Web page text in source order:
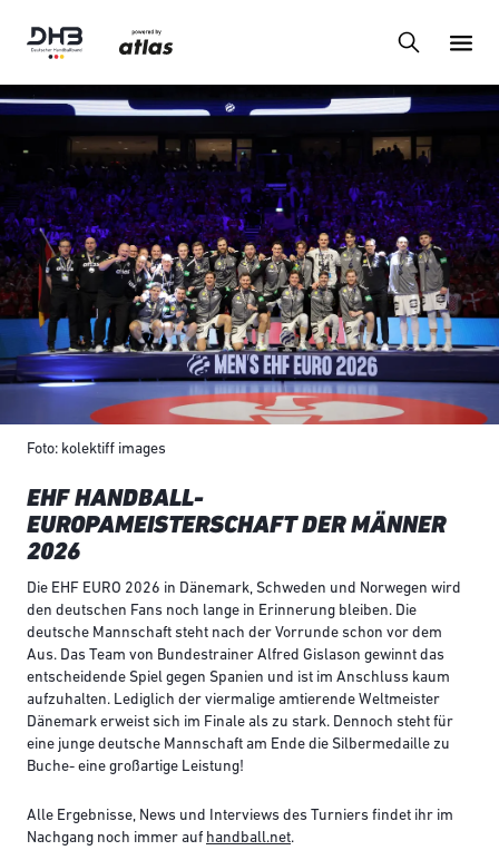
Foto: kolektiff images
EHF HANDBALL-
EUROPAMEISTERSCHAFT DER MÄNNER
2026
Die EHF EURO 2026 in Dänemark, Schweden und Norwegen wird
den deutschen Fans noch lange in Erinnerung bleiben. Die
deutsche Mannschaft steht nach der Vorrunde schon vor dem
Aus. Das Team von Bundestrainer Alfred Gislason gewinnt das
entscheidende Spiel gegen Spanien und ist im Anschluss kaum
aufzuhalten. Lediglich der viermalige amtierende Weltmeister
Dänemark erweist sich im Finale als zu stark. Dennoch steht für
eine junge deutsche Mannschaft am Ende die Silbermedaille zu
Buche- eine großartige Leistung!
Alle Ergebnisse, News und Interviews des Turniers findet ihr im
Nachgang noch immer auf handball.net.